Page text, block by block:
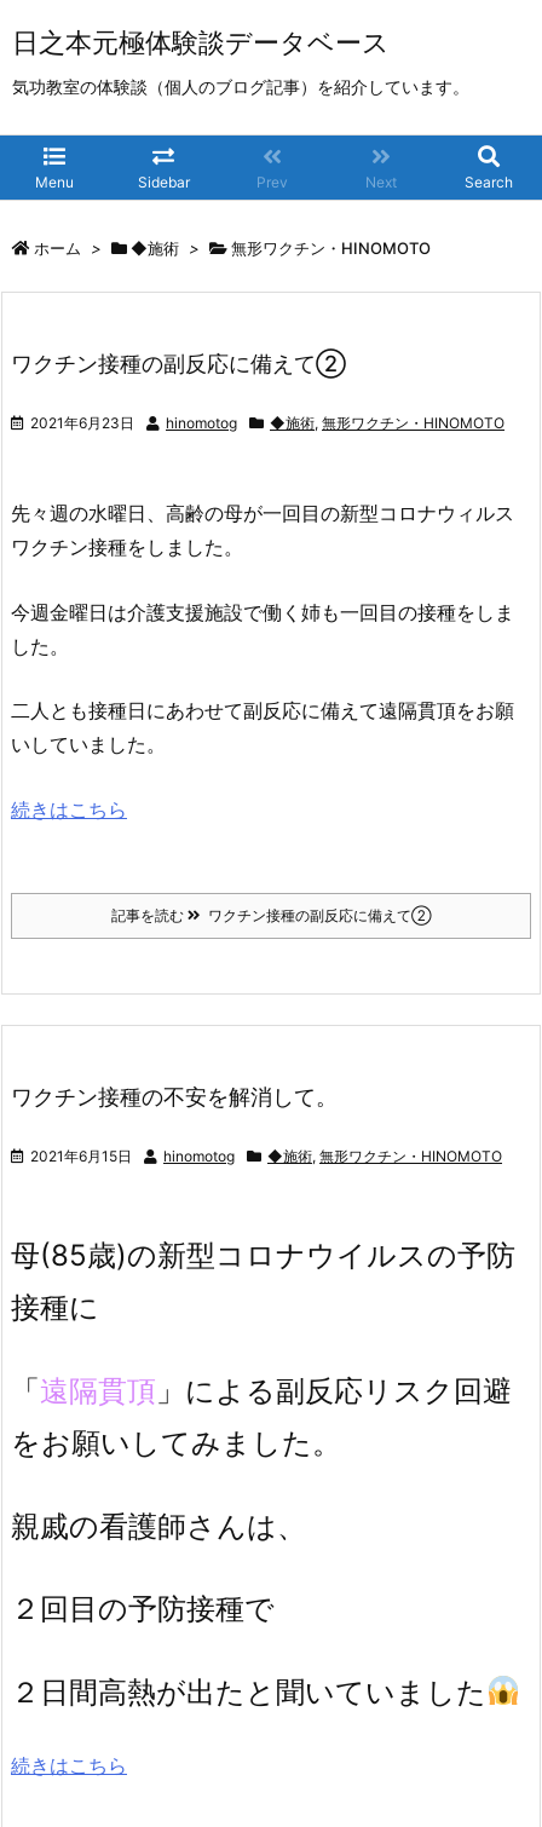
日之本元極体験談データベース
気功教室の体験談（個人のブログ記事）を紹介しています。
Menu Sidebar Prev Next Search
ホーム > ◆施術 > 無形ワクチン・HINOMOTO
ワクチン接種の副反応に備えて②
2021年6月23日 hinomotog ◆施術, 無形ワクチン・HINOMOTO
先々週の水曜日、高齢の母が一回目の新型コロナウィルス
ワクチン接種をしました。
今週金曜日は介護支援施設で働く姉も一回目の接種をしま
した。
二人とも接種日にあわせて副反応に備えて遠隔貫頂をお願
いしていました。
続きはこちら
記事を読む ワクチン接種の副反応に備えて②
ワクチン接種の不安を解消して。
2021年6月15日 hinomotog ◆施術, 無形ワクチン・HINOMOTO
母(85歳)の新型コロナウイルスの予防
接種に
「遠隔貫頂 」による副反応リスク回避
をお願いしてみました。
親戚の看護師さんは、
２回目の予防接種で
２日間高熱が出たと聞いていました
続きはこちら